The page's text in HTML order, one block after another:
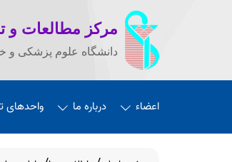
مرکز مطالعات و
دانشگاه علوم پزشکی و
اعضاء درباره ما واحدهای